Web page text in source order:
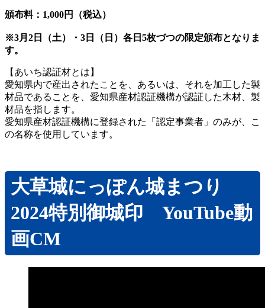
頒布料：1,000円（税込）
※3月2日（土）・3日（日）各日5枚づつの限定頒布となりま
す。
【あいち認証材とは】
愛知県内で産出されたことを、あるいは、それを加工した製
材品であることを、愛知県産材認証機構が認証した木材、製
材品を指します。
愛知県産材認証機構に登録された「認定事業者」のみが、こ
の名称を使用しています。
大草城にっぽん城まつり
2024特別御城印 YouTube動
画CM